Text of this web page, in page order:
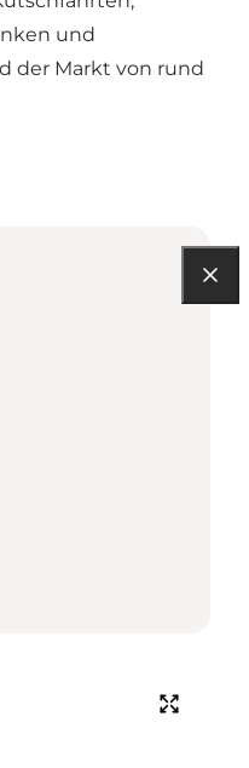
und
der Markt von rund